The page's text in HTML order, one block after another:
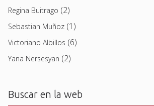
Regina Buitrago (2)
Sebastian Muñoz (1)
Victoriano Albillos (6)
Yana Nersesyan (2)
Buscar en la web